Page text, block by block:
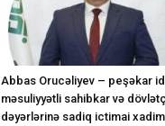
Abbas Orucəliyev – peşəkar
məsuliyyətli sahibkar və
dəyərlərinə sadiq ictimai xadim